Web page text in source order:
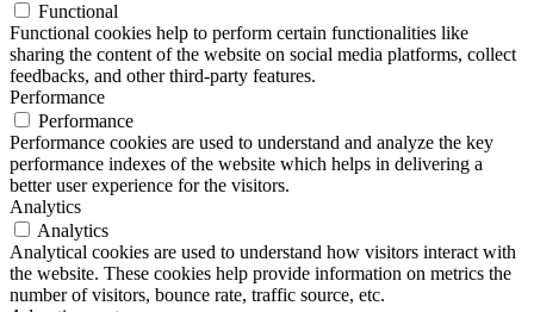
Functional
Functional cookies help to perform certain functionalities like
sharing the content of the website on social media platforms, collect
feedbacks, and other third-party features.
Performance
Performance
Performance cookies are used to understand and analyze the key
performance indexes of the website which helps in delivering a
better user experience for the visitors.
Analytics
Analytics
Analytical cookies are used to understand how visitors interact with
the website. These cookies help provide information on metrics the
number of visitors, bounce rate, traffic source, etc.